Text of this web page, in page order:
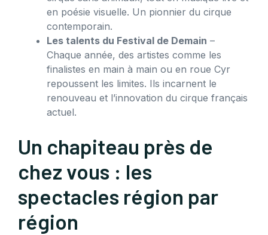
en poésie visuelle. Un pionnier du cirque
contemporain.
Les talents du Festival de Demain –
Chaque année, des artistes comme les
finalistes en main à main ou en roue Cyr
repoussent les limites. Ils incarnent le
renouveau et l’innovation du cirque français
actuel.
Un chapiteau près de
chez vous : les
spectacles région par
région